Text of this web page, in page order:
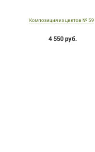
Композиция из цветов № 59
4 550 руб.